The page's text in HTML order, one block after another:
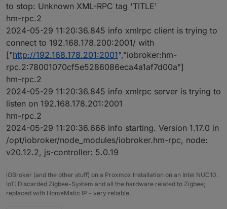
to stop: Unknown XML-RPC tag 'TITLE'
hm-rpc.2
2024-05-29 11:20:36.845 info xmlrpc client is trying to
connect to 192.168.178.200:2001/ with
["http://192.168.178.201:2001","iobroker:hm-
rpc.2:78001070cf5e5286086eca4a1af7d00a"]
hm-rpc.2
2024-05-29 11:20:36.845 info xmlrpc server is trying to
listen on 192.168.178.201:2001
hm-rpc.2
2024-05-29 11:20:36.666 info starting. Version 1.17.0 in
/opt/iobroker/node_modules/iobroker.hm-rpc, node:
v20.12.2, js-controller: 5.0.19
iOBroker (and the other stuff) on a Proxmox Installation on an Intel NUC10.
IoT: Discarded Zigbee-System and all the hardware related to Zigbee;
replaced with HomeMatic IP - very reliable.